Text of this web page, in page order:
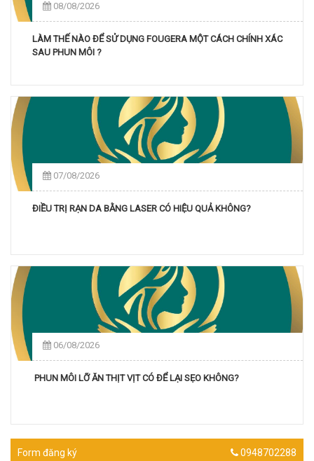
08/08/2026
LÀM THẾ NÀO ĐỂ SỬ DỤNG FOUGERA MỘT CÁCH CHÍNH XÁC
SAU PHUN MÔI ?
07/08/2026
ĐIỀU TRỊ RẠN DA BẰNG LASER CÓ HIỆU QUẢ KHÔNG?
06/08/2026
PHUN MÔI LỠ ĂN THỊT VỊT CÓ ĐỂ LẠI SẸO KHÔNG?
Form đăng ký 0948702288